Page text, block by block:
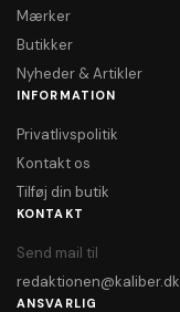
Mærker
Butikker
Nyheder & Artikler
INFORMATION
Privatlivspolitik
Kontakt os
Tilføj din butik
KONTAKT
Send mail til
redaktionen@kaliber.dk
ANSVARLIG